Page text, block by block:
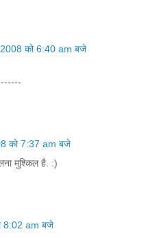
2008 को 6:40 am बजे
को 7:37 am बजे
मुश्किल है. :)
8:02 am बजे